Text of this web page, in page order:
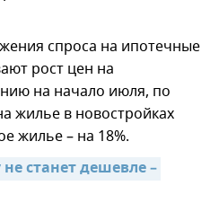
спроса на ипотечные
рост цен на
на начало июля, по
жилье в новостройках
жилье – на 18%.
станет дешевле –